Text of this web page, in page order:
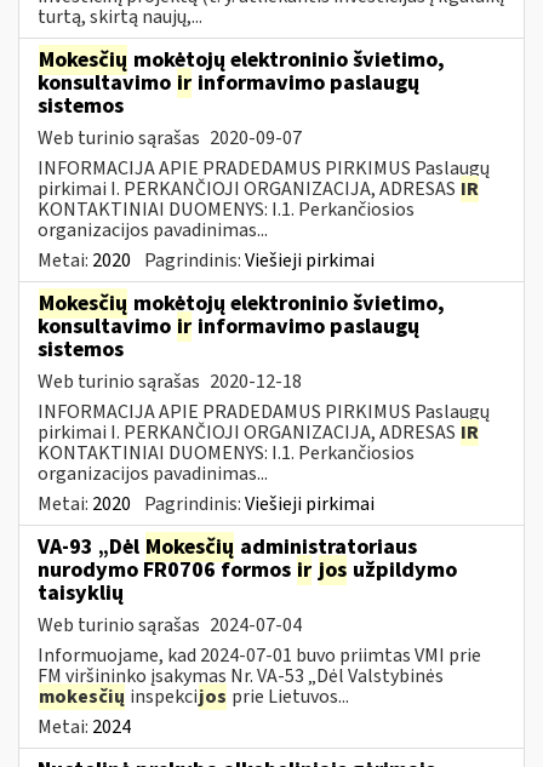
turtą, skirtą naujų,...
Mokesčių mokėtojų elektroninio švietimo,
konsultavimo ir informavimo paslaugų
sistemos
Web turinio sąrašas 2020-09-07
INFORMACIJA APIE PRADEDAMUS PIRKIMUS Paslaugų
pirkimai I. PERKANČIOJI ORGANIZACIJA, ADRESAS IR
KONTAKTINIAI DUOMENYS: I.1. Perkančiosios
organizacijos pavadinimas...
Metai: 2020 Pagrindinis:Viešieji pirkimai
Mokesčių mokėtojų elektroninio švietimo,
konsultavimo ir informavimo paslaugų
sistemos
Web turinio sąrašas 2020-12-18
INFORMACIJA APIE PRADEDAMUS PIRKIMUS Paslaugų
pirkimai I. PERKANČIOJI ORGANIZACIJA, ADRESAS IR
KONTAKTINIAI DUOMENYS: I.1. Perkančiosios
organizacijos pavadinimas...
Metai: 2020 Pagrindinis:Viešieji pirkimai
VA-93 „Dėl Mokesčių administratoriaus
nurodymo FR0706 formos ir jos užpildymo
taisyklių
Web turinio sąrašas 2024-07-04
Informuojame, kad 2024-07-01 buvo priimtas VMI prie
FM viršininko įsakymas Nr. VA-53 „Dėl Valstybinės
mokesčių inspekcijos prie Lietuvos...
Metai: 2024